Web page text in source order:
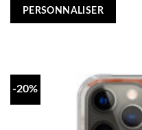
was:
is:
PERSONNALISER
-20%